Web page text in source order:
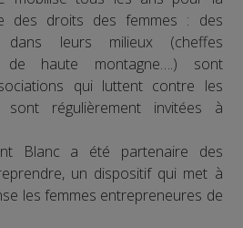
des droits des femmes : des
dans leurs milieux (cheffes
de haute montagne….) sont
qui luttent contre les
sont régulièrement invitées à
Blanc a été partenaire des
un dispositif qui met à
les femmes entrepreneures de